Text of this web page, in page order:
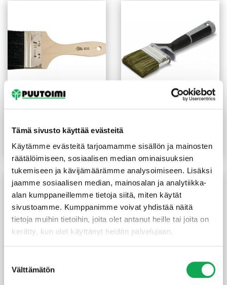
Tämä sivusto käyttää evästeitä
Käytämme evästeitä tarjoamamme sisällön ja mainosten
räätälöimiseen, sosiaalisen median ominaisuuksien
tukemiseen ja kävijämäärämme analysoimiseen. Lisäksi
jaamme sosiaalisen median, mainosalan ja analytiikka-
alan kumppaneillemme tietoja siitä, miten käytät
sivustoamme. Kumppanimme voivat yhdistää näitä
tietoja muihin tietoihin, joita olet antanut heille tai joita on
kerätty, kun olet käyttänyt heidän palvelujaan.
valinta
Välttämätön
Sivellin tasoittaja
11,60€/kpl
Lue lisää
Puunsuojasivellin 120 mm
Lue lisää